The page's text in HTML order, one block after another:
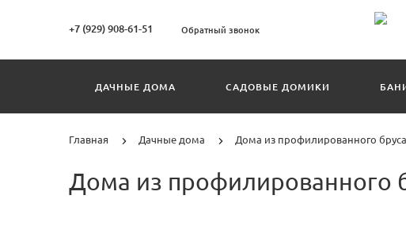
+7 (929) 908-61-51 Обратный звонок
ДАЧНЫЕ ДОМА САДОВЫЕ ДОМИКИ
Главная Дачные дома Дома из профилированного бруса
Дома из профилированного